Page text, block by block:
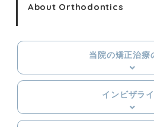
About Orthodontics
当院の矯正治療
インビザラ